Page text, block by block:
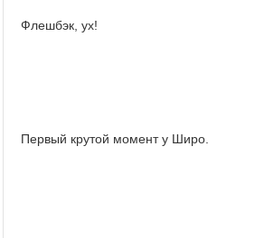
Флешбэк, ух!
Первый крутой момент у Широ.